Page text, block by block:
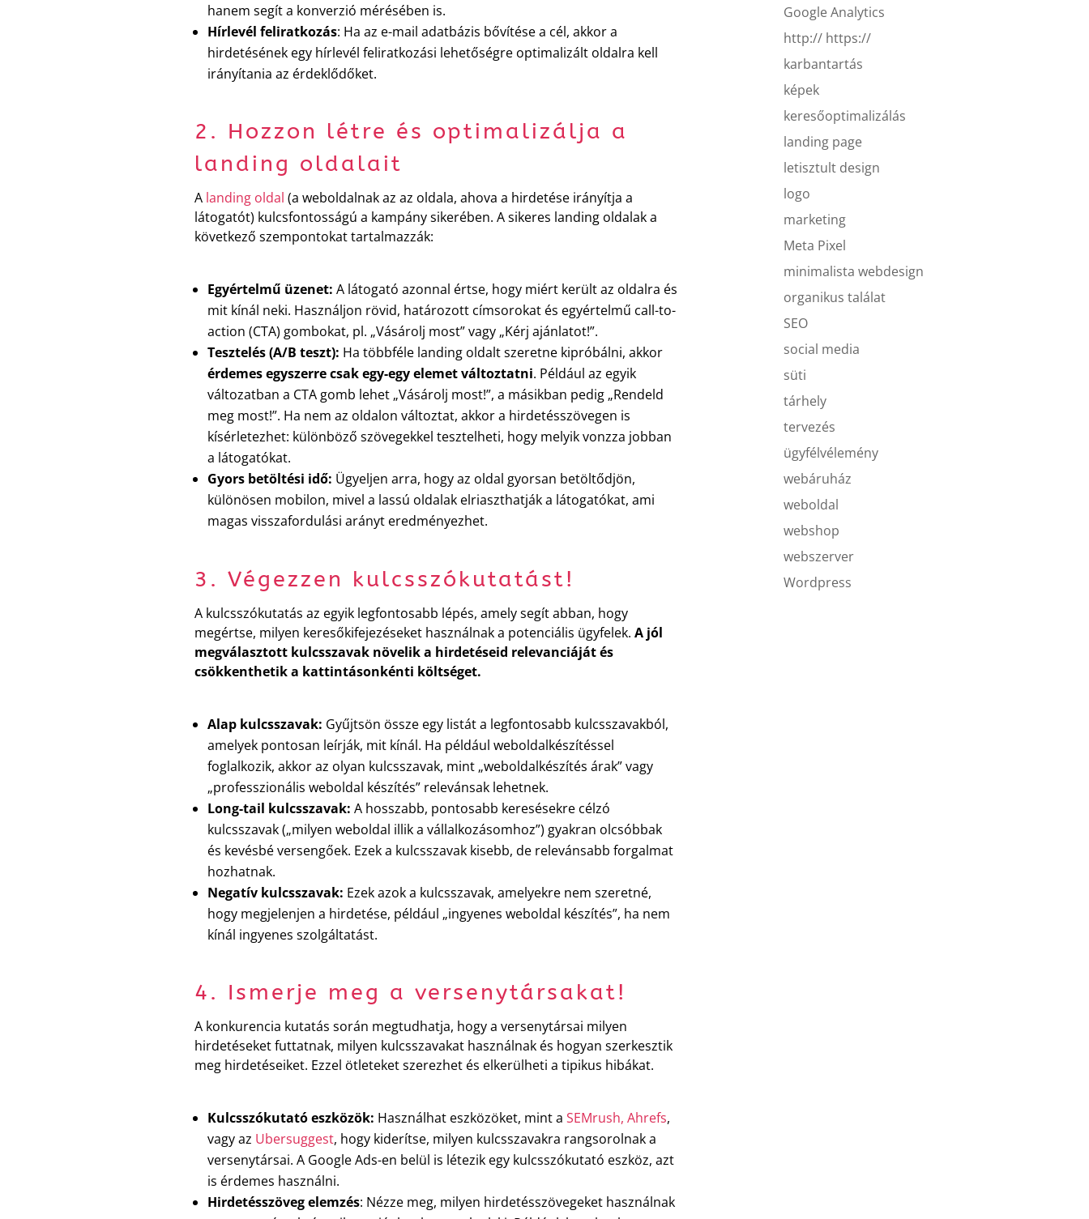
hanem segít a konverzió mérésében is.
Hírlevél feliratkozás: Ha az e-mail adatbázis bővítése a cél, akkor a
hirdetésének egy hírlevél feliratkozási lehetőségre optimalizált oldalra kell
irányítania az érdeklődőket.
2. Hozzon létre és optimalizálja a
landing oldalait
Alanding oldal (a weboldalnak az az oldala, ahova a hirdetése irányítja a
látogatót) kulcsfontosságú a kampány sikerében. A sikeres landing oldalak a
következő szempontokat tartalmazzák:
Egyértelmű üzenet: A látogató azonnal értse, hogy miért került az oldalra és
mit kínál neki. Használjon rövid, határozott címsorokat és egyértelmű call-to-
action (CTA) gombokat, pl. „Vásárolj most” vagy „Kérj ajánlatot!”.
Tesztelés (A/B teszt): Ha többféle landing oldalt szeretne kipróbálni, akkor
érdemes egyszerre csak egy-egy elemet változtatni. Például az egyik
változatban a CTA gomb lehet „Vásárolj most!”, a másikban pedig „Rendeld
meg most!”. Ha nem az oldalon változtat, akkor a hirdetésszövegen is
kísérletezhet: különböző szövegekkel tesztelheti, hogy melyik vonzza jobban
a látogatókat.
Gyors betöltési idő: Ügyeljen arra, hogy az oldal gyorsan betöltődjön,
különösen mobilon, mivel a lassú oldalak elriaszthatják a látogatókat, ami
magas visszafordulási arányt eredményezhet.
3. Végezzen kulcsszókutatást!
A kulcsszókutatás az egyik legfontosabb lépés, amely segít abban, hogy
megértse, milyen keresőkifejezéseket használnak a potenciális ügyfelek. A jól
megválasztott kulcsszavak növelik a hirdetéseid relevanciáját és
csökkenthetik a kattintásonkénti költséget.
Alap kulcsszavak: Gyűjtsön össze egy listát a legfontosabb kulcsszavakból,
amelyek pontosan leírják, mit kínál. Ha például weboldalkészítéssel
foglalkozik, akkor az olyan kulcsszavak, mint „weboldalkészítés árak” vagy
„professzionális weboldal készítés” relevánsak lehetnek.
Long-tail kulcsszavak: A hosszabb, pontosabb keresésekre célzó
kulcsszavak („milyen weboldal illik a vállalkozásomhoz”) gyakran olcsóbbak
és kevésbé versengőek. Ezek a kulcsszavak kisebb, de relevánsabb forgalmat
hozhatnak.
Negatív kulcsszavak: Ezek azok a kulcsszavak, amelyekre nem szeretné,
hogy megjelenjen a hirdetése, például „ingyenes weboldal készítés”, ha nem
kínál ingyenes szolgáltatást.
4. Ismerje meg a versenytársakat!
A konkurencia kutatás során megtudhatja, hogy a versenytársai milyen
hirdetéseket futtatnak, milyen kulcsszavakat használnak és hogyan szerkesztik
meg hirdetéseiket. Ezzel ötleteket szerezhet és elkerülheti a tipikus hibákat.
Kulcsszókutató eszközök: Használhat eszközöket, mint a SEMrush, Ahrefs,
vagy az Ubersuggest, hogy kiderítse, milyen kulcsszavakra rangsorolnak a
versenytársai. A Google Ads-en belül is létezik egy kulcsszókutató eszköz, azt
is érdemes használni.
Hirdetésszöveg elemzés: Nézze meg, milyen hirdetésszövegeket használnak
Google Analytics
http:// https://
karbantartás
képek
keresőoptimalizálás
landing page
letisztult design
logo
marketing
Meta Pixel
minimalista webdesign
organikus találat
SEO
social media
süti
tárhely
tervezés
ügyfélvélemény
webáruház
weboldal
webshop
webszerver
Wordpress